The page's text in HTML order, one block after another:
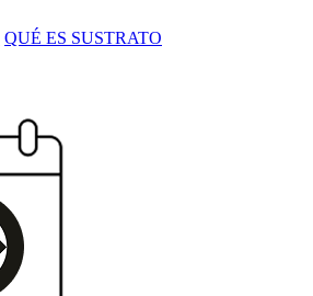
QUÉ ES SUSTRATO